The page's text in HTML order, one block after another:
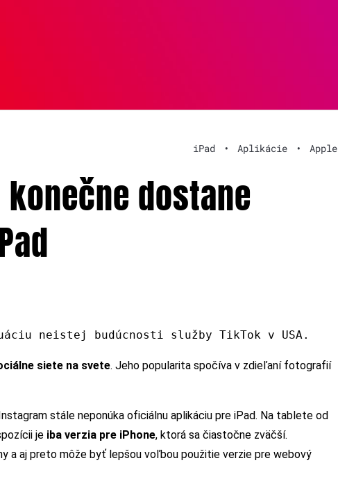
iPad • Aplikácie • Apple
dostane
neistej budúcnosti služby TikTok v USA.
siete na svete. Jeho popularita spočíva v zdieľaní fotografií
stále neponúka oficiálnu aplikáciu pre iPad. Na tablete od
je iba verzia pre iPhone, ktorá sa čiastočne zväčší.
a aj preto môže byť lepšou voľbou použitie verzie pre webový